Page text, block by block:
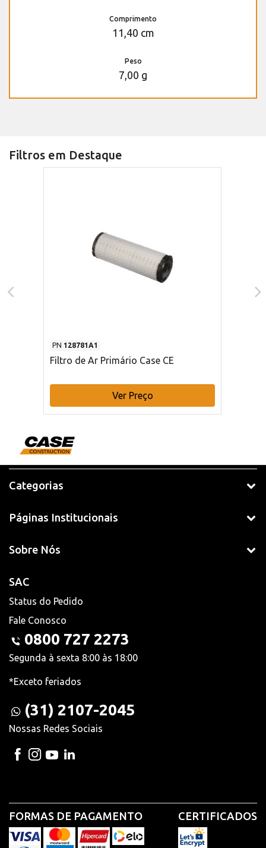
Comprimento
11,40 cm
Peso
7,00 g
Filtros em Destaque
PN 128781A1
Filtro de Ar Primário Case CE
Ver Preço
Categorias
Páginas Institucionais
Sobre Nós
SAC
Status do Pedido
Fale Conosco
0800 727 2273
Segunda à sexta 8:00 às 18:00
*Exceto feriados
(31) 2107-2045
Nossas Redes Sociais
FORMAS DE PAGAMENTO CERTIFICADOS